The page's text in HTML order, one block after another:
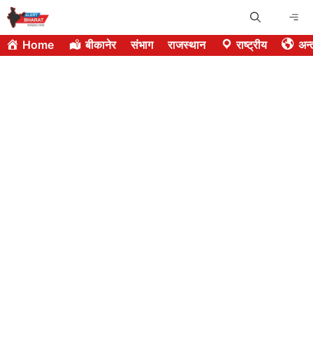
Skip
to
content
Home बीकानेर संभाग राजस्थान राष्ट्रीय